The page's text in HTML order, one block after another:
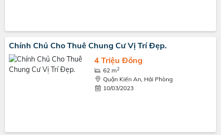
Chính Chủ Cho Thuê Chung Cư Vị Trí Đẹp.
4 Triệu Đồng
62 m2
Quận Kiến An, Hải Phòng
10/03/2023